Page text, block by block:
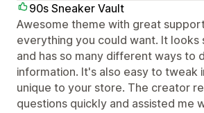
90s Sneaker Vault
Awesome theme with great
everything you could want. It looks
and has so many different ways to
information. It's also easy to tweak
unique to your store. The creator
questions quickly and assisted me